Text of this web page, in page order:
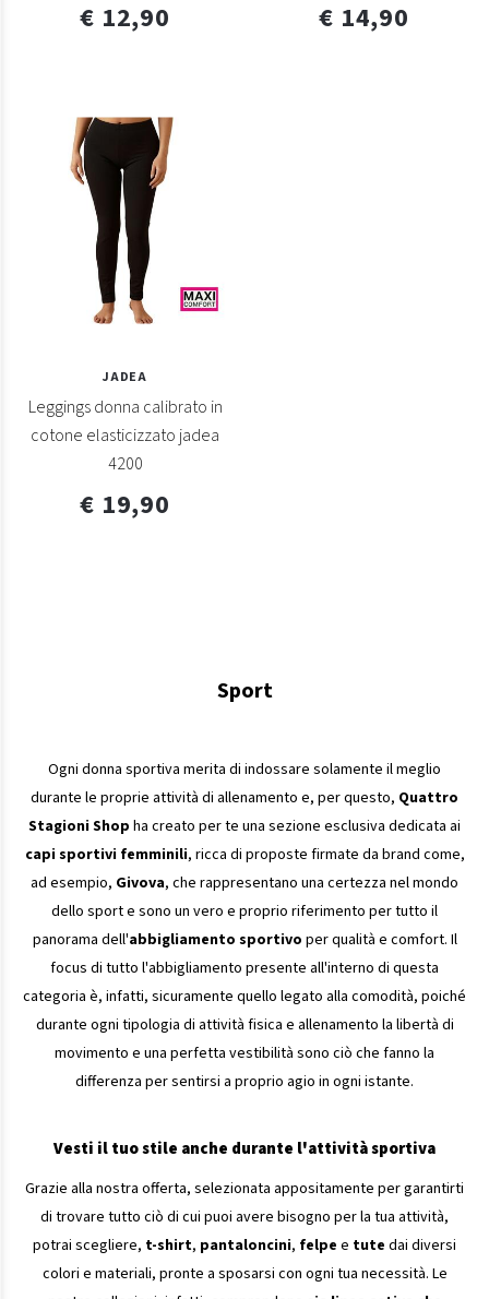
€ 12,90 € 14,90
JADEA
Leggings donna calibrato in
cotone elasticizzato jadea
4200
€ 19,90
Sport
Ogni donna sportiva merita di indossare solamente il meglio
durante le proprie attività di allenamento e, per questo, Quattro
Stagioni Shop ha creato per te una sezione esclusiva dedicata ai
capi sportivi femminili, ricca di proposte firmate da brand come,
ad esempio, Givova, che rappresentano una certezza nel mondo
dello sport e sono un vero e proprio riferimento per tutto il
panorama dell'abbigliamento sportivo per qualità e comfort. Il
focus di tutto l'abbigliamento presente all'interno di questa
categoria è, infatti, sicuramente quello legato alla comodità, poiché
durante ogni tipologia di attività fisica e allenamento la libertà di
movimento e una perfetta vestibilità sono ciò che fanno la
differenza per sentirsi a proprio agio in ogni istante.
Vesti il tuo stile anche durante l'attività sportiva
Grazie alla nostra offerta, selezionata appositamente per garantirti
di trovare tutto ciò di cui puoi avere bisogno per la tua attività,
potrai scegliere, t-shirt, pantaloncini, felpe e tute dai diversi
colori e materiali, pronte a sposarsi con ogni tua necessità. Le